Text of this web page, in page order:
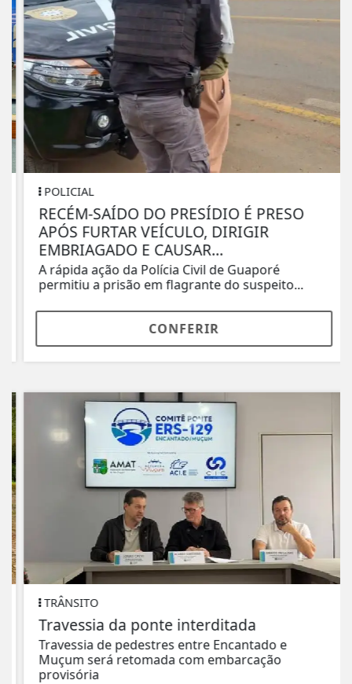
POLICIAL
RECÉM-SAÍDO DO PRESÍDIO É PRESO
APÓS FURTAR VEÍCULO, DIRIGIR
EMBRIAGADO E CAUSAR...
A rápida ação da Polícia Civil de Guaporé
permitiu a prisão em flagrante do suspeito...
CONFERIR
TRÂNSITO
Travessia da ponte interditada
Travessia de pedestres entre Encantado e
Muçum será retomada com embarcação
provisória